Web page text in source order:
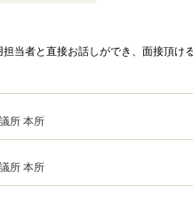
当者と直接お話しができ、面接頂け
所 本所
所 本所